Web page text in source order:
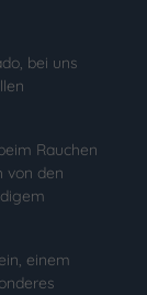
bei uns
Rauchen
von den
einem